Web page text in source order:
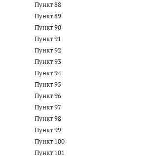
Пункт 88
Пункт 89
Пункт 90
Пункт 91
Пункт 92
Пункт 93
Пункт 94
Пункт 95
Пункт 96
Пункт 97
Пункт 98
Пункт 99
Пункт 100
Пункт 101